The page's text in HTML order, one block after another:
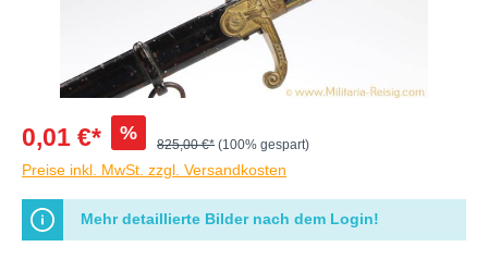
0,01 €* %
825,00 €* (100% gespart)
Preise inkl. MwSt. zzgl. Versandkosten
Mehr detaillierte Bilder nach dem Login!